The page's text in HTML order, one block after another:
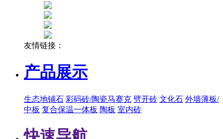
友情链接：
产品展示
生态地铺石 彩码砖/陶瓷马赛克 劈开砖 文化石 外墙薄板/
中板 复合保温一体板 陶板 室内砖